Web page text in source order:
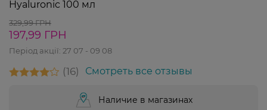
Hyaluronic 100 мл
329,99 ГРН
197,99 ГРН
Період акції: 27 07 - 09 08
16 Смотреть все отзывы
Наличие в магазинах